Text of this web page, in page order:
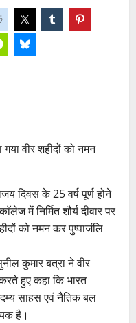
गया वीर शहीदों को नमन
दिवस के 25 वर्ष पूर्ण होने
में निर्मित शौर्य दीवार पर
को नमन कर पुष्पाजंलि
कुमार बत्रा ने वीर
हुए कहा कि भारत
साहस एवं नैतिक बल
है।